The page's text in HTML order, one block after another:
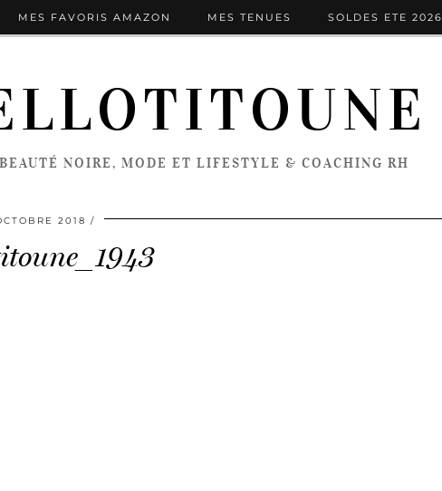
NOIRE, MODE ET LIFESTYLE & COACHING RH
MES FAVORIS AMAZON MES TENUES SOLDES ETE 2026
2018